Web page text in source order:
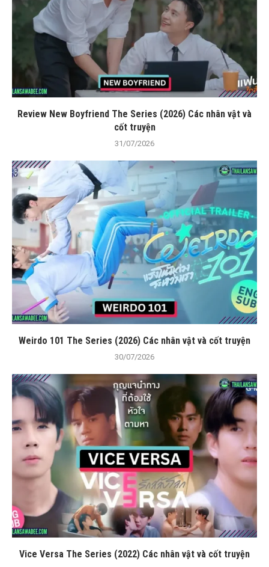
Review New Boyfriend The Series (2026) Các nhân vật và
cốt truyện
31/07/2026
Weirdo 101 The Series (2026) Các nhân vật và cốt truyện
30/07/2026
Vice Versa The Series (2022) Các nhân vật và cốt truyện